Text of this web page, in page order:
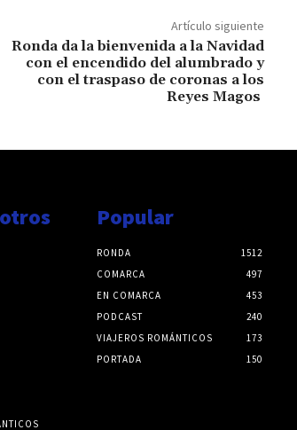
Artículo siguiente
Ronda da la bienvenida a la Navidad
con el encendido del alumbrado y
con el traspaso de coronas a los
Reyes Magos
Popular
RONDA
1512
COMARCA
497
EN COMARCA
453
PODCAST
240
VIAJEROS ROMÁNTICOS
173
PORTADA
150